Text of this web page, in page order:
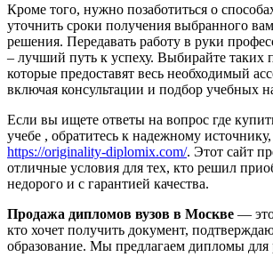
Кроме того, нужно позаботиться о
уточнить сроки получения выбранного
решения. Передавать работу в руки
– лучший путь к успеху. Выбирайте таких
которые предоставят весь необходимый
включая консультации и подбор учебных
Если вы ищете ответы на вопрос где
учебе , обратитесь к надежному
https://originality-diplomix.com/. Этот сайт
отличные условия для тех, кто решил
недорого и с гарантией качества.
Продажа дипломов вузов в Москве — это
кто хочет получить документ,
образование. Мы предлагаем дипломы для